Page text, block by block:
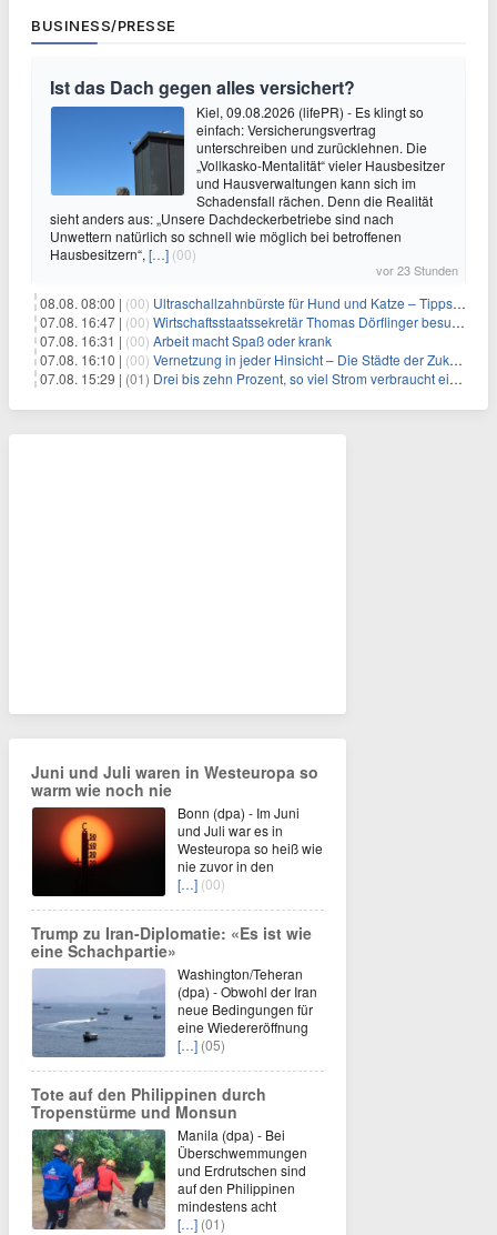
BUSINESS/PRESSE
Ist das Dach gegen alles versichert?
Kiel, 09.08.2026 (lifePR) - Es klingt so
einfach: Versicherungsvertrag
unterschreiben und zurücklehnen. Die
„Vollkasko-Mentalität“ vieler Hausbesitzer
und Hausverwaltungen kann sich im
Schadensfall rächen. Denn die Realität
sieht anders aus: „Unsere Dachdeckerbetriebe sind nach
Unwettern natürlich so schnell wie möglich bei betroffenen
Hausbesitzern“, […] (00)
vor 23 Stunden
08.08. 08:00 | (00) Ultraschallzahnbürste für Hund und Katze – Tipps zur erfolgreichen Eingewöhnung
07.08. 16:47 | (00) Wirtschaftsstaatssekretär Thomas Dörflinger besucht Handwerksbetrieb im Kammerbezirk Freiburg
07.08. 16:31 | (00) Arbeit macht Spaß oder krank
07.08. 16:10 | (00) Vernetzung in jeder Hinsicht – Die Städte der Zukunft sind grün-blau
07.08. 15:29 | (01) Drei bis zehn Prozent, so viel Strom verbraucht ein Aufzug im Gebäude
Juni und Juli waren in Westeuropa so
warm wie noch nie
Bonn (dpa) - Im Juni
und Juli war es in
Westeuropa so heiß wie
nie zuvor in den
[…] (00)
Trump zu Iran-Diplomatie: «Es ist wie
eine Schachpartie»
Washington/Teheran
(dpa) - Obwohl der Iran
neue Bedingungen für
eine Wiedereröffnung
[…] (05)
Tote auf den Philippinen durch
Tropenstürme und Monsun
Manila (dpa) - Bei
Überschwemmungen
und Erdrutschen sind
auf den Philippinen
mindestens acht
[…] (01)